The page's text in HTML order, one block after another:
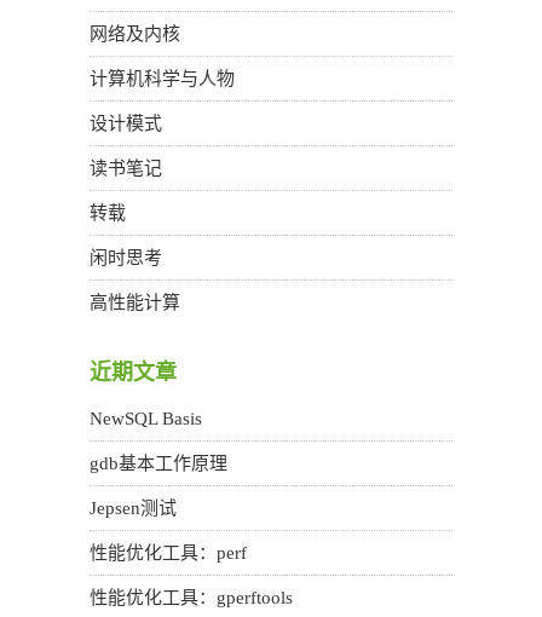
网络及内核
计算机科学与人物
设计模式
读书笔记
转载
闲时思考
高性能计算
近期文章
NewSQL Basis
gdb基本工作原理
Jepsen测试
性能优化工具：perf
性能优化工具：gperftools